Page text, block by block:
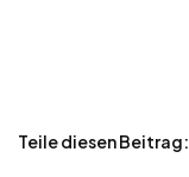
Teile diesen Beitrag: